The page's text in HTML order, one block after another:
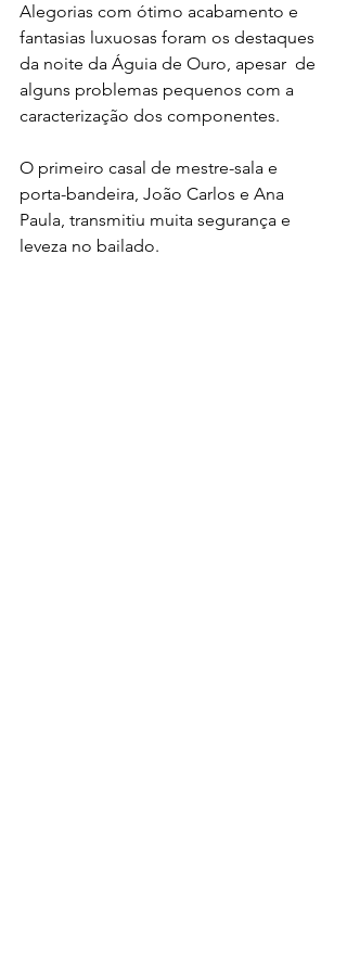
Alegorias com ótimo acabamento e
fantasias luxuosas foram os destaques
da noite da Águia de Ouro, apesar  de
alguns problemas pequenos com a
caracterização dos componentes.
O primeiro casal de mestre-sala e
porta-bandeira, João Carlos e Ana
Paula, transmitiu muita segurança e
leveza no bailado.